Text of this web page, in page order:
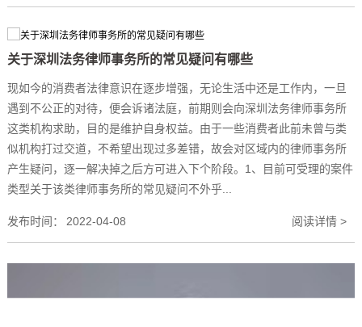
关于深圳法务律师事务所的常见疑问有哪些
现如今的消费者法律意识在逐步增强，无论生活中还是工作内，一旦
遇到不公正的对待，便会诉诸法庭，前期则会向深圳法务律师事务所
这类机构求助，目的是维护自身权益。由于一些消费者此前未曾与类
似机构打过交道，不希望出现过多差错，故会对区域内的律师事务所
产生疑问，逐一解决掉之后方可进入下个阶段。1、目前可受理的案件
类型关于该类律师事务所的常见疑问不外乎...
发布时间： 2022-04-08 阅读详情 >